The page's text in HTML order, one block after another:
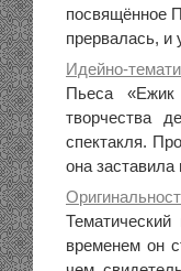
посвящённое
прервалась,
Идейно-
Пьеса
творчества
спектакля.
она
временем он